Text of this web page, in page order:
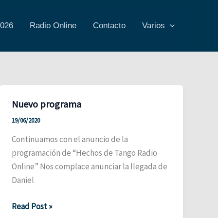
Radio Online Contacto Varios
Nuevo programa
19/06/2020
Continuamos con el anuncio de la
programación de “Hechos de Tango Radio
Online” Nos complace anunciar la llegada de
Daniel
Nuevo
Read Post »